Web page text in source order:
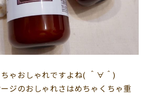
ゃおしゃれですよね( ＾∀＾)
ジのおしゃれさはめちゃくちゃ重